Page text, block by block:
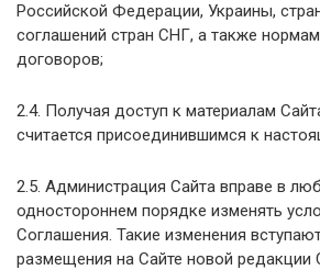
Российской Федерации, Украины,
соглашений стран СНГ, а также
договоров;
2.4. Получая доступ к материалам
считается присоединившимся к
2.5. Администрация Сайта вправе в
одностороннем порядке изменять
Соглашения. Такие изменения
размещения на Сайте новой редакции